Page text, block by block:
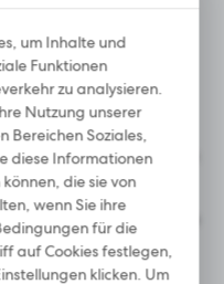
bei denen
der Applikation
gewährleistet eine
was bei Methoden wie
wichtig ist. Die schnelle
Wimpern, sodass auch
um Inhalte und
Funktionen
zu analysieren.
Nutzung unserer
Bereichen Soziales,
diese Informationen
die sie von
wenn Sie ihre
für die
auf Cookies festlegen,
klicken. Um